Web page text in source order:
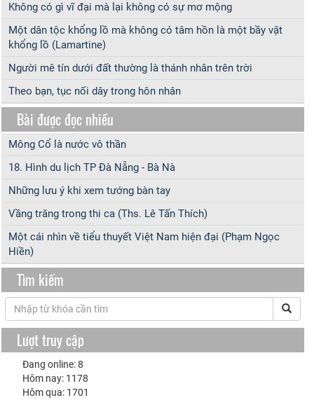
Không có gì vĩ đại mà lại không có sự mơ mộng
Một dân tộc khổng lồ mà không có tâm hồn là một bầy vật
khổng lồ (Lamartine)
Người mê tín dưới đất thường là thánh nhân trên trời
Theo bạn, tục nối dây trong hôn nhân
Bài được đọc nhiều
Mông Cổ là nước vô thần
18. Hình du lịch TP Đà Nẵng - Bà Nà
Những lưu ý khi xem tướng bàn tay
Vầng trăng trong thi ca (Ths. Lê Tấn Thích)
Một cái nhìn về tiểu thuyết Việt Nam hiện đại (Phạm Ngọc
Hiền)
Tìm kiếm
Lượt truy cập
Đang online: 8
Hôm nay: 1178
Hôm qua: 1701